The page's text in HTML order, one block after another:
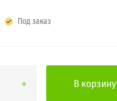
Под заказ
В корзину